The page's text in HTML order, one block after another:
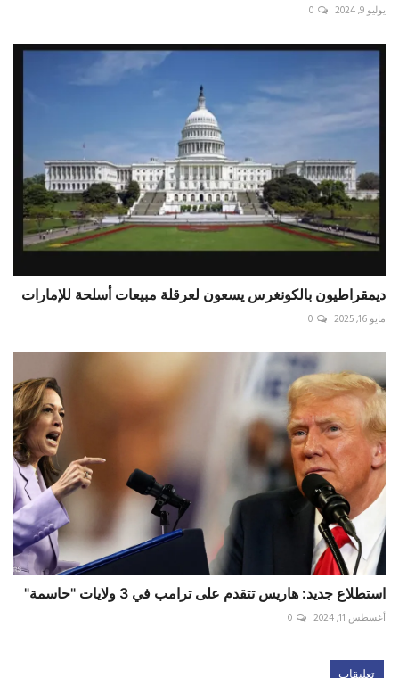
يوليو 9, 2024 0
ديمقراطيون بالكونغرس يسعون لعرقلة مبيعات أسلحة للإمارات
مايو 16, 2025 0
استطلاع جديد: هاريس تتقدم على ترامب في 3 ولايات "حاسمة"
أغسطس 11, 2024 0